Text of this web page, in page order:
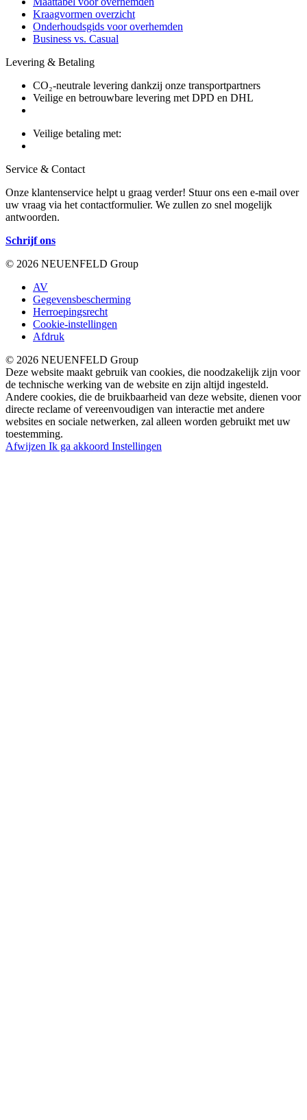
Kraagvormen overzicht
Onderhoudsgids voor overhemden
Business vs. Casual
Levering & Betaling
CO₂-neutrale levering dankzij onze transportpartners
Veilige en betrouwbare levering met DPD en DHL
Veilige betaling met:
Service & Contact
Onze klantenservice helpt u graag verder! Stuur ons een e-mail over
uw vraag via het contactformulier. We zullen zo snel mogelijk
antwoorden.
Schrijf ons
© 2026 NEUENFELD Group
AV
Gegevensbescherming
Herroepingsrecht
Cookie-instellingen
Afdruk
© 2026 NEUENFELD Group
Deze website maakt gebruik van cookies, die noodzakelijk zijn voor
de technische werking van de website en zijn altijd ingesteld.
Andere cookies, die de bruikbaarheid van deze website, dienen voor
directe reclame of vereenvoudigen van interactie met andere
websites en sociale netwerken, zal alleen worden gebruikt met uw
toestemming.
Afwijzen Ik ga akkoord Instellingen